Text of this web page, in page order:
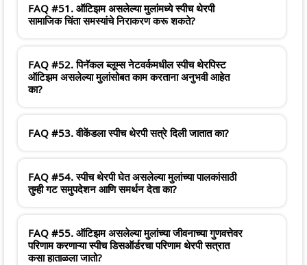
FAQ #51. ऑटिझम असलेल्या मुलांमध्ये स्पीच थेरपी
सामाजिक चिंता समस्यांचे निराकरण करू शकते?
FAQ #52. पिनॅकल ब्लूम्स नेटवर्कमधील स्पीच थेरपिस्ट
ऑटिझम असलेल्या मुलांसोबत काम करताना अनुभवी आहेत
का?
FAQ #53. वीकेंडला स्पीच थेरपी सत्रे दिली जातात का?
FAQ #54. स्पीच थेरपी घेत असलेल्या मुलांच्या पालकांसाठी
तुम्ही गट समुपदेशन आणि समर्थन देता का?
FAQ #55. ऑटिझम असलेल्या मुलांच्या जीवनाच्या गुणवत्तेवर
परिणाम करणाऱ्या स्पीच डिसऑर्डरचा परिणाम थेरपी सत्रात
कसा हाताळला जातो?